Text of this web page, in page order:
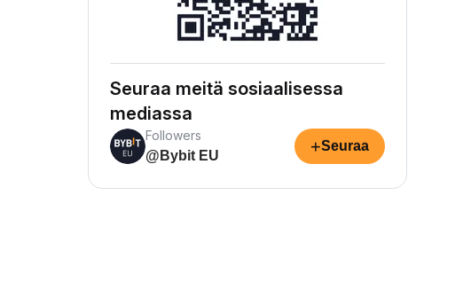
Seuraa meitä sosiaalisessa
mediassa
Followers
@Bybit EU
+Seuraa